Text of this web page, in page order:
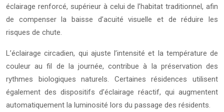
éclairage renforcé, supérieur à celui de l’habitat traditionnel, afin
de compenser la baisse d’acuité visuelle et de réduire les
risques de chute.
L’éclairage circadien, qui ajuste l’intensité et la température de
couleur au fil de la journée, contribue à la préservation des
rythmes biologiques naturels. Certaines résidences utilisent
également des dispositifs d’éclairage réactif, qui augmentent
automatiquement la luminosité lors du passage des résidents.